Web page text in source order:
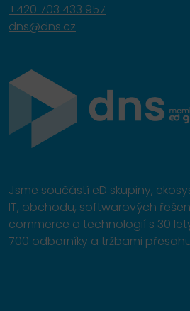
+420 703 433 957
dns@dns.cz
Jsme součástí eD skupiny,
IT, obchodu, softwarových
commerce a technologií s 30
700 odborníky a tržbami